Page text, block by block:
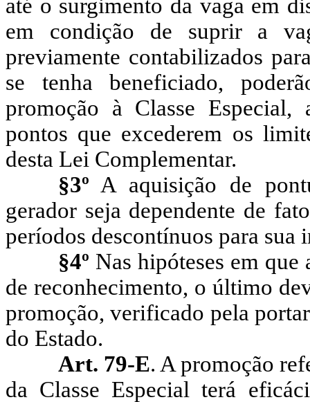
até o surgimento da vaga em
em condição de suprir a
previamente contabilizados
se tenha beneficiado,
promoção à Classe Especial,
pontos que excederem os
desta Lei Complementar.
§3º A aquisição de
gerador seja dependente de
períodos descontínuos para sua
§4º Nas hipóteses em
de reconhecimento, o último
promoção, verificado pela
do Estado.
Art. 79-E. A promoção
da Classe Especial terá